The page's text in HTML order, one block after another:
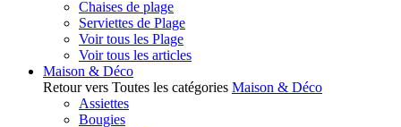
Chaises de plage
Serviettes de Plage
Voir tous les Plage
Voir tous les articles
Maison & Déco
Retour vers Toutes les catégories Maison & Déco
Assiettes
Bougies